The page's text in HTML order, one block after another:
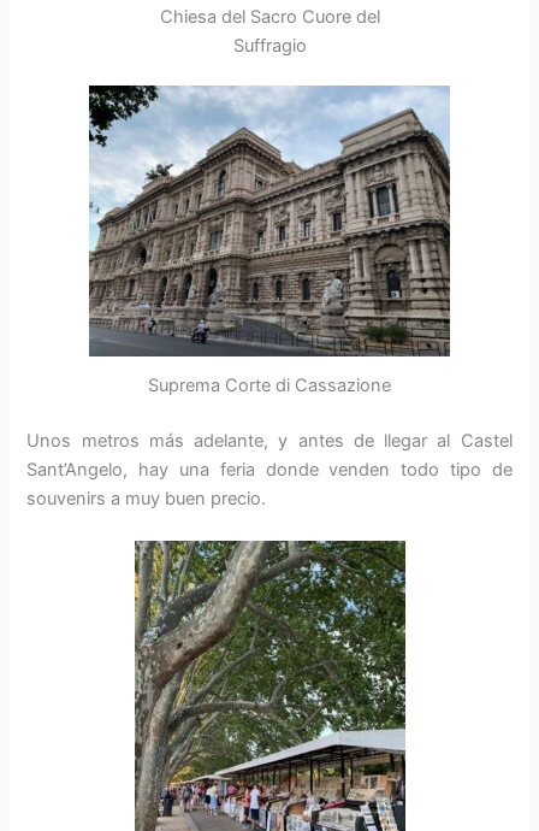
Chiesa del Sacro Cuore del
Suffragio
Suprema Corte di Cassazione
Unos metros más adelante, y antes de llegar al Castel
Sant’Angelo, hay una feria donde venden todo tipo de
souvenirs a muy buen precio.